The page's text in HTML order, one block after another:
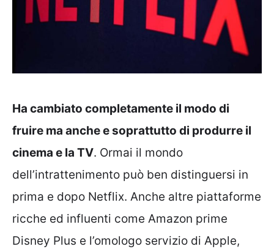
Ha cambiato completamente il modo di
fruire ma anche e soprattutto di produrre il
cinema e la TV. Ormai il mondo
dell’intrattenimento può ben distinguersi in
prima e dopo Netflix. Anche altre piattaforme
ricche ed influenti come Amazon prime
Disney Plus e l’omologo servizio di Apple,